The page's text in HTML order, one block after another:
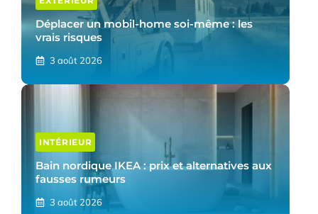
Déplacer un mobil-home soi-même : les
vrais risques
3 août 2026
INTÉRIEUR
Bain nordique IKEA : prix et alternatives aux
fausses rumeurs
3 août 2026